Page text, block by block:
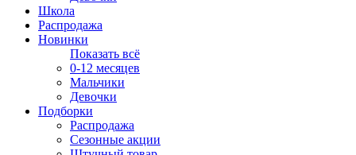
Школа
Распродажа
Новинки
Показать всё
0-12 месяцев
Мальчики
Девочки
Подборки
Распродажа
Сезонные акции